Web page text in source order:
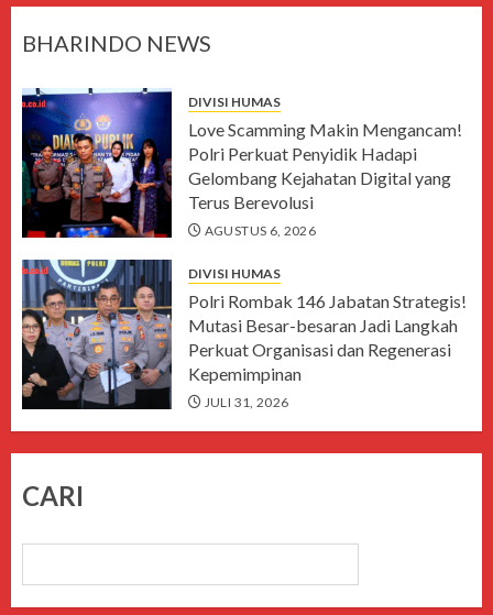
BHARINDO NEWS
DIVISI HUMAS
Love Scamming Makin Mengancam!
Polri Perkuat Penyidik Hadapi
Gelombang Kejahatan Digital yang
Terus Berevolusi
AGUSTUS 6, 2026
DIVISI HUMAS
Polri Rombak 146 Jabatan Strategis!
Mutasi Besar-besaran Jadi Langkah
Perkuat Organisasi dan Regenerasi
Kepemimpinan
JULI 31, 2026
CARI